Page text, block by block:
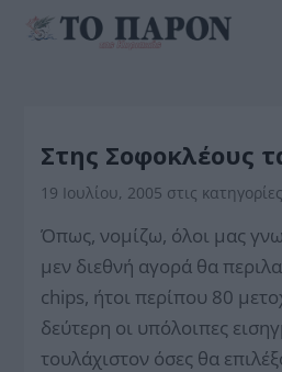
Στης Σοφοκλέους
19 Ιουλίου, 2005 στις κατηγορίες
Όπως, νομίζω, όλοι μας
μεν διεθνή αγορά θα
chips, ήτοι περίπου 80
δεύτερη οι υπόλοιπες
τουλάχιστον όσες θα